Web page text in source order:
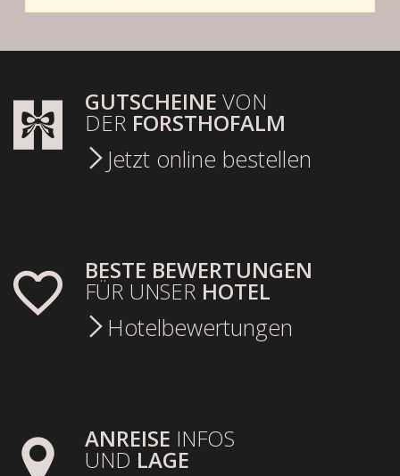
GUTSCHEINE VON
DER FORSTHOFALM
Jetzt online bestellen
BESTE BEWERTUNGEN
FÜR UNSER HOTEL
Hotelbewertungen
ANREISE INFOS
UND LAGE